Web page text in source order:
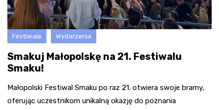
Festiwale Wydarzenia
Smakuj Małopolskę na 21. Festiwalu
Smaku!
Małopolski Festiwal Smaku po raz 21. otwiera swoje bramy,
oferując uczestnikom unikalną okazję do poznania